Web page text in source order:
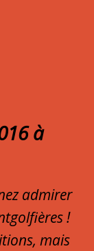
à
admirer
!
mais